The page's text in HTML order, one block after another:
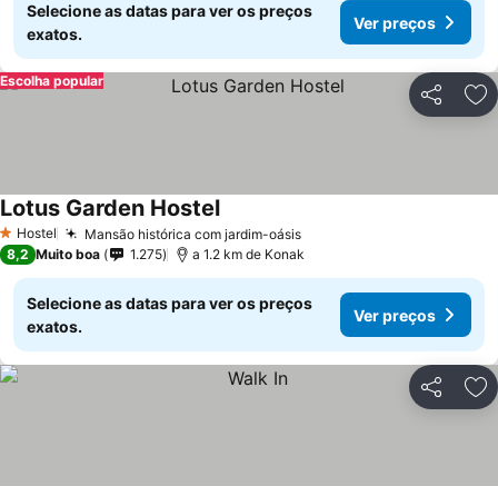
Selecione as datas para ver os preços
exatos.
Ver preços
Partilhar
Escolha popular
1 Estrelas
Hostel Mansão histórica com jardim-oásis
Lotus Garden Hostel
8,2 Muito boa 1.275 a 1.2 km de Konak
Selecione as datas para ver os preços
exatos.
Ver preços
Partilhar